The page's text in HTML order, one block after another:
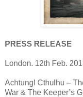
PRESS RELEASE
London. 12th Feb.
Achtung! Cthulhu –
War & The Keeper’s